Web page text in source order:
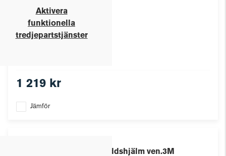
Aktivera
funktionella
tredjepartstjänster
1 219 kr
Jämför
Skyddshjälm ven.3M